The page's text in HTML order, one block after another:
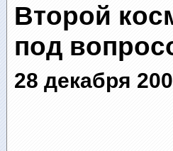
Второй
под
28 декабря